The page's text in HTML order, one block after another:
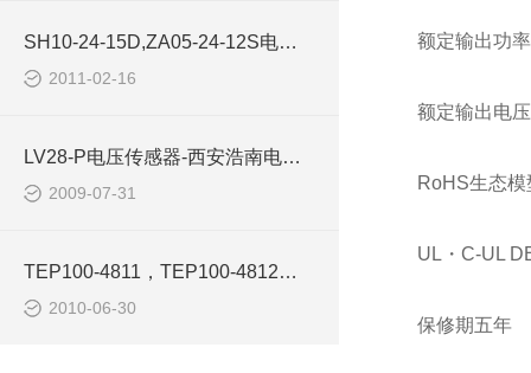
SH10-24-15D,ZA05-24-12S电源模块西安浩南电子ARCH
2011-02-16
LV28-P电压传感器-西安浩南电子科技
2009-07-31
TEP100-4811，TEP100-4812电源模块-西安浩南电子科技
2010-06-30
额定输出功
额定输出电
RoHS生态模
UL・C-UL
保修期五年